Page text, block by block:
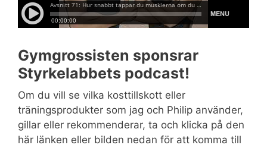
Gymgrossisten sponsrar
Styrkelabbets podcast!
Om du vill se vilka kosttillskott eller
träningsprodukter som jag och Philip använder,
gillar eller rekommenderar, ta och klicka på den
här länken eller bilden nedan för att komma till